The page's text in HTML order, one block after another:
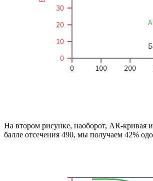
На втором рисунке, наоборот, AR-кривая
балле отсечения 490, мы получаем 42%